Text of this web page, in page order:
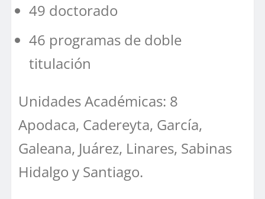
49 doctorado
46 programas de doble
titulación
Unidades Académicas: 8
Apodaca, Cadereyta, García,
Galeana, Juárez, Linares, Sabinas
Hidalgo y Santiago.